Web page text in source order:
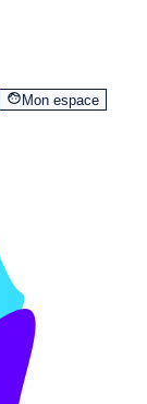
Mon espace